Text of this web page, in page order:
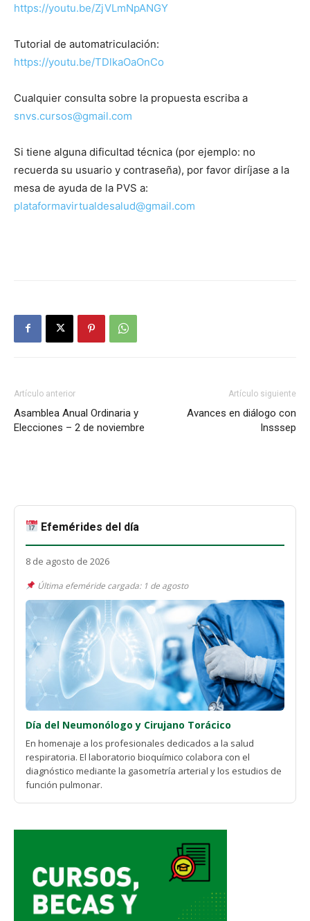
https://youtu.be/ZjVLmNpANGY
Tutorial de automatriculación:
https://youtu.be/TDlkaOaOnCo
Cualquier consulta sobre la propuesta escriba a
snvs.cursos@gmail.com
Si tiene alguna dificultad técnica (por ejemplo: no
recuerda su usuario y contraseña), por favor diríjase a la
mesa de ayuda de la PVS a:
plataformavirtualdesalud@gmail.com
Artículo anterior
Asamblea Anual Ordinaria y
Elecciones – 2 de noviembre
Artículo siguiente
Avances en diálogo con
Insssep
Efemérides del día
8 de agosto de 2026
Última efeméride cargada: 1 de agosto
Día del Neumonólogo y Cirujano Torácico
En homenaje a los profesionales dedicados a la salud
respiratoria. El laboratorio bioquímico colabora con el
diagnóstico mediante la gasometría arterial y los estudios de
función pulmonar.